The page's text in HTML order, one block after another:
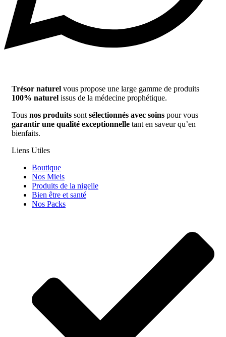
Trésor naturel vous propose une large gamme de produits
100% naturel issus de la médecine prophétique.
Tous nos produits sont sélectionnés avec soins pour vous
garantir une qualité exceptionnelle tant en saveur qu’en
bienfaits.
Liens Utiles
Boutique
Nos Miels
Produits de la nigelle
Bien être et santé
Nos Packs